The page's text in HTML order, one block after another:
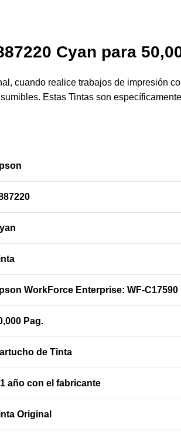
Cyan para
cuando realice trabajos de impresión
Estas Tintas son
WorkForce Enterprise: WF-C17590
Pag.
de Tinta
año con el fabricante
Original